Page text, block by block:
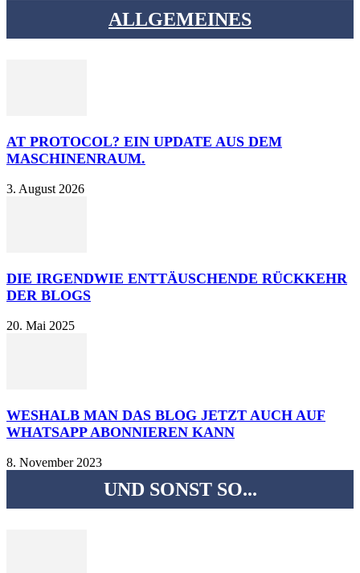
ALLGEMEINES
AT PROTOCOL? EIN UPDATE AUS DEM
MASCHINENRAUM.
3. August 2026
DIE IRGENDWIE ENTTÄUSCHENDE RÜCKKEHR
DER BLOGS
20. Mai 2025
WESHALB MAN DAS BLOG JETZT AUCH AUF
WHATSAPP ABONNIEREN KANN
8. November 2023
UND SONST SO...